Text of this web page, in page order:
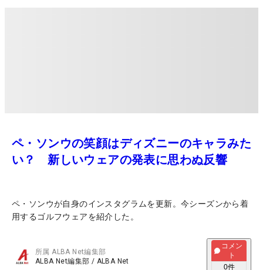
ペ・ソンウの笑顔はディズニーのキャラみた
い？ 新しいウェアの発表に思わぬ反響
ペ・ソンウが自身のインスタグラムを更新。今シーズンから着
用するゴルフウェアを紹介した。
所属ALBA Net編集部
ALBA Net編集部 / ALBA Net
コメン
ト
0件